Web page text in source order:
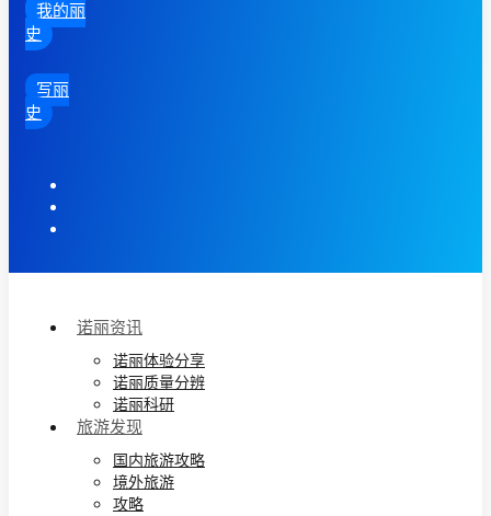
我的丽
史
写丽
史
诺丽资讯
诺丽体验分享
诺丽质量分辨
诺丽科研
旅游发现
国内旅游攻略
境外旅游
攻略